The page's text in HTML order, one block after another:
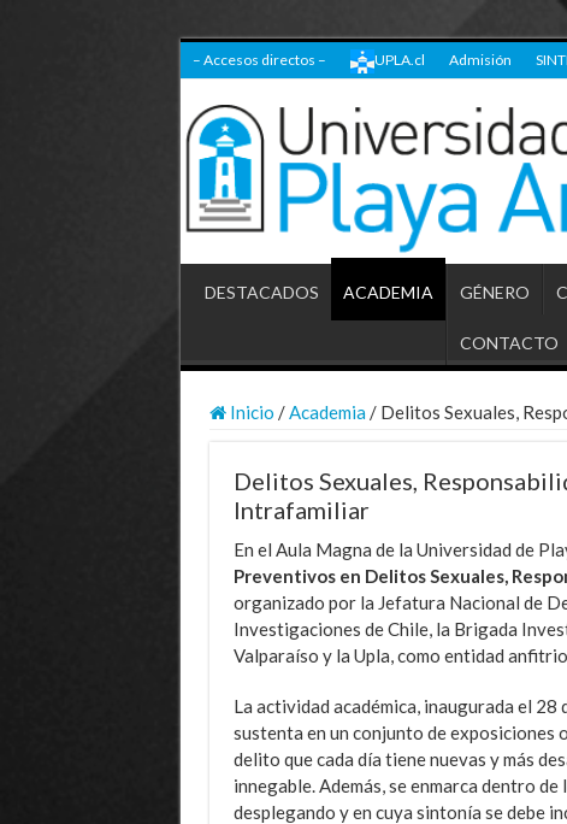
– Accesos directos – UPLA.cl Admisión
DESTACADOS ACADEMIA GÉNERO
CONTACTO
Inicio / Academia / Delitos Sexuales,
Delitos Sexuales,
Intrafamiliar
En el Aula Magna de la Universidad de
Preventivos en Delitos Sexuales,
organizado por la Jefatura Nacional de
Investigaciones de Chile, la Brigada
Valparaíso y la Upla, como entidad
La actividad académica, inaugurada el
sustenta en un conjunto de exposiciones
delito que cada día tiene nuevas y más
innegable. Además, se enmarca dentro
desplegando y en cuya sintonía se debe